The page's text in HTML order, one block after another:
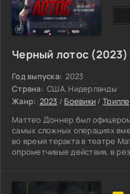
Черный лотос (2023)
Год выпуска: 2023
Страна: США, Нидерланды
Жанр: 2023 / Боевики /
Маттео Доннер был
самых сложных операциях
во время теракта в театре
опрометчивые действия, в
уезжает из дома и
миру. Но в Амстердаме у него